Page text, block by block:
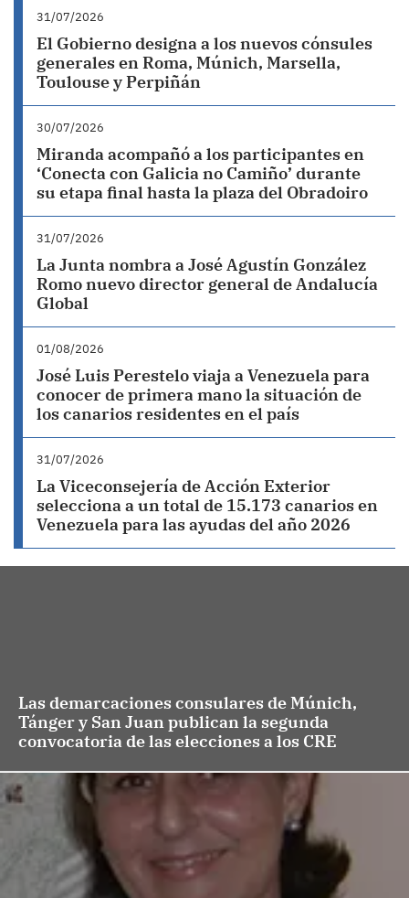
31/07/2026
El Gobierno designa a los nuevos cónsules
generales en Roma, Múnich, Marsella,
Toulouse y Perpiñán
30/07/2026
Miranda acompañó a los participantes en
‘Conecta con Galicia no Camiño’ durante
su etapa final hasta la plaza del Obradoiro
31/07/2026
La Junta nombra a José Agustín González
Romo nuevo director general de Andalucía
Global
01/08/2026
José Luis Perestelo viaja a Venezuela para
conocer de primera mano la situación de
los canarios residentes en el país
31/07/2026
La Viceconsejería de Acción Exterior
selecciona a un total de 15.173 canarios en
Venezuela para las ayudas del año 2026
Las demarcaciones consulares de Múnich,
Tánger y San Juan publican la segunda
convocatoria de las elecciones a los CRE